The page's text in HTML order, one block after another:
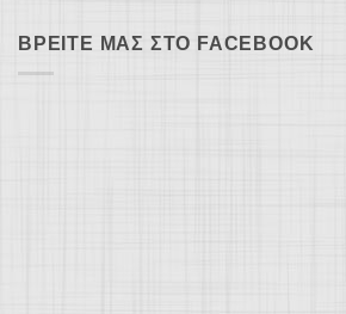
ΒΡΕΊΤΕ ΜΑΣ ΣΤΟ FACEBOOK